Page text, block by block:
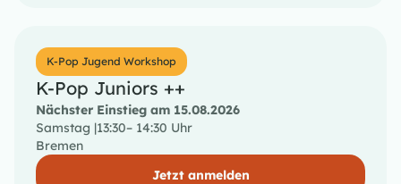
K-Pop Jugend Workshop
K-Pop Juniors ++
Nächster Einstieg am 15.08.2026
Samstag |13:30– 14:30 Uhr
Bremen
Jetzt anmelden